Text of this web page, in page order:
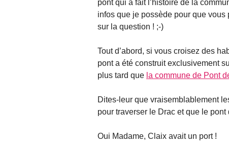
pont qui a fait l’histoire de la
infos que je possède pour que
sur la question ! ;-)
Tout d’abord, si vous croisez des
pont a été construit exclusivement
plus tard que la commune de Pont
Dites-leur que vraisemblablement
pour traverser le Drac et que le
Oui Madame, Claix avait un port !